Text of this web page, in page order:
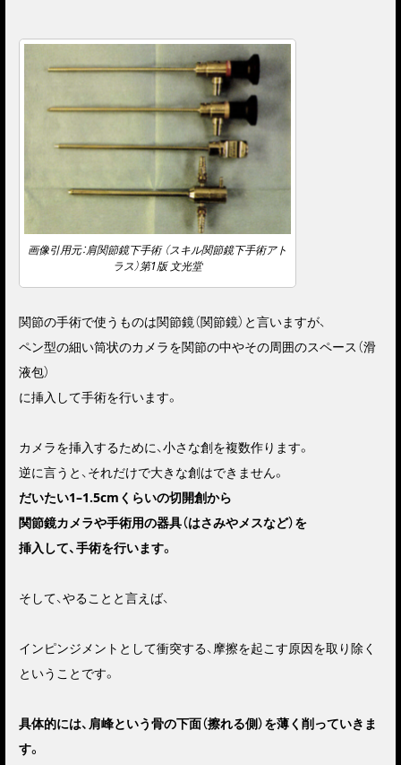
画像引用元：肩関節鏡下手術 （スキル関節鏡下手術アト
ラス）第1版 文光堂
関節の手術で使うものは関節鏡（関節鏡）と言いますが、
ペン型の細い筒状のカメラを関節の中やその周囲のスペース（滑
液包）
に挿入して手術を行います。
カメラを挿入するために、小さな創を複数作ります。
逆に言うと、それだけで大きな創はできません。
だいたい1–1.5cmくらいの切開創から
関節鏡カメラや手術用の器具（はさみやメスなど）を
挿入して、手術を行います。
そして、やることと言えば、
インピンジメントとして衝突する、摩擦を起こす原因を取り除く
ということです。
具体的には、肩峰という骨の下面（擦れる側）を薄く削っていきま
す。